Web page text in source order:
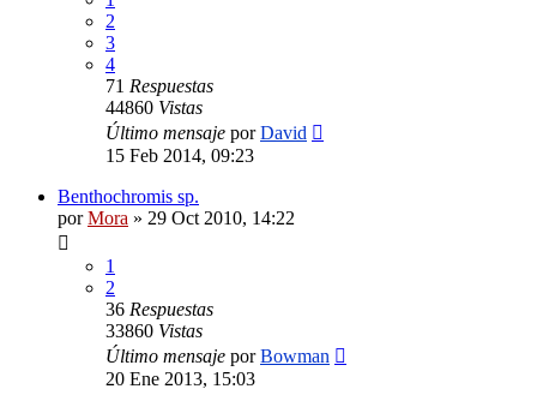
2
3
4
71 Respuestas
44860 Vistas
Último mensaje porDavid
15 Feb 2014, 09:23
Benthochromis sp.
porMora » 29 Oct 2010, 14:22
1
2
36 Respuestas
33860 Vistas
Último mensaje porBowman
20 Ene 2013, 15:03